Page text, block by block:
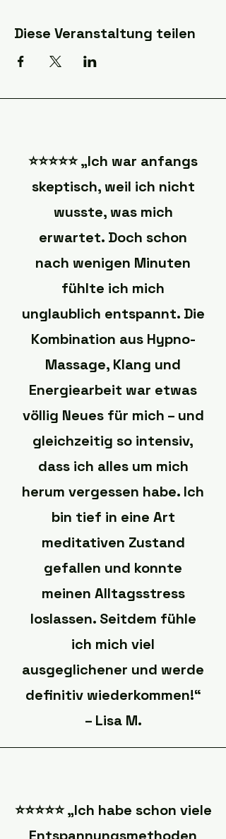
Diese Veranstaltung teilen
⭐️⭐️⭐️⭐️⭐️ „Ich war anfangs
skeptisch, weil ich nicht
wusste, was mich
erwartet. Doch schon
nach wenigen Minuten
fühlte ich mich
unglaublich entspannt. Die
Kombination aus Hypno-
Massage, Klang und
Energiearbeit war etwas
völlig Neues für mich – und
gleichzeitig so intensiv,
dass ich alles um mich
herum vergessen habe. Ich
bin tief in eine Art
meditativen Zustand
gefallen und konnte
meinen Alltagsstress
loslassen. Seitdem fühle
ich mich viel
ausgeglichener und werde
definitiv wiederkommen!“
– Lisa M.
⭐️⭐️⭐️⭐️⭐️ „Ich habe schon viele